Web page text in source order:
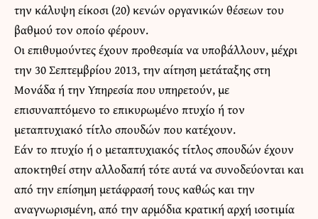
την κάλυψη είκοσι (20) κενών οργανικών θέσεων του
βαθμού τον οποίο φέρουν.
Οι επιθυμούντες έχουν προθεσμία να υποβάλλουν, μέχρι
την 30 Σεπτεμβρίου 2013, την αίτηση μετάταξης στη
Μονάδα ή την Υπηρεσία που υπηρετούν, με
επισυναπτόμενο το επικυρωμένο πτυχίο ή τον
μεταπτυχιακό τίτλο σπουδών που κατέχουν.
Εάν το πτυχίο ή ο μεταπτυχιακός τίτλος σπουδών έχουν
αποκτηθεί στην αλλοδαπή τότε αυτά να συνοδεύονται και
από την επίσημη μετάφρασή τους καθώς και την
αναγνωρισμένη, από την αρμόδια κρατική αρχή ισοτιμία